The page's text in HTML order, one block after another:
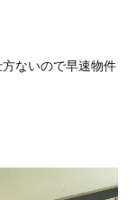
ないので早速物件